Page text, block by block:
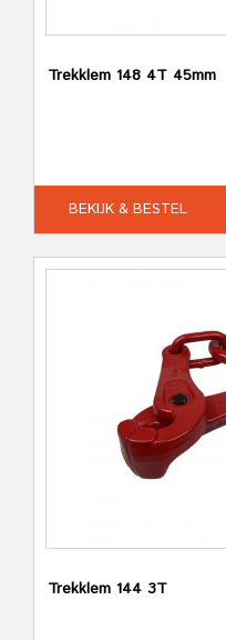
Trekklem 148 4T 45mm
BEKIJK & BESTEL
Trekklem 144 3T